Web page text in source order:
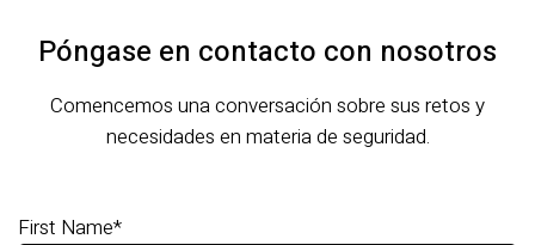
Póngase en contacto con nosotros
Comencemos una conversación sobre sus retos y
necesidades en materia de seguridad.
First Name*